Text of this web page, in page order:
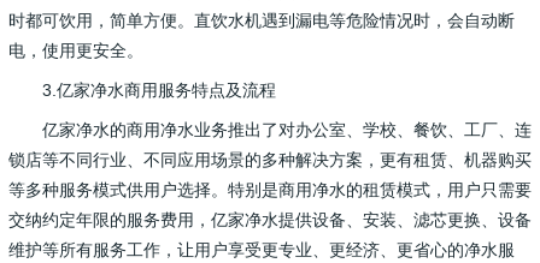
时都可饮用，简单方便。直饮水机遇到漏电等危险情况时，会自动断
电，使用更安全。
3.亿家净水商用服务特点及流程
亿家净水的商用净水业务推出了对办公室、学校、餐饮、工厂、连
锁店等不同行业、不同应用场景的多种解决方案，更有租赁、机器购买
等多种服务模式供用户选择。特别是商用净水的租赁模式，用户只需要
交纳约定年限的服务费用，亿家净水提供设备、安装、滤芯更换、设备
维护等所有服务工作，让用户享受更专业、更经济、更省心的净水服